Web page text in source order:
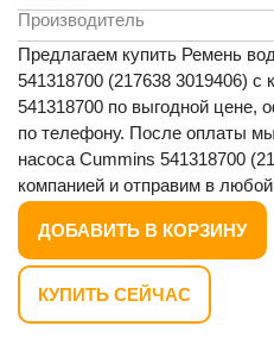
Производитель
Предлагаем купить Ремень
541318700 (217638 3019406)
541318700 по выгодной цене,
по телефону. После оплаты
насоса Cummins 541318700
компанией и отправим в
ДОБАВИТЬ В КОРЗИНУ
КУПИТЬ СЕЙЧАС